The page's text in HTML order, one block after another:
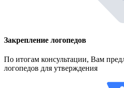
Закрепление логопедов
По итогам консультации, Вам
логопедов для утверждения